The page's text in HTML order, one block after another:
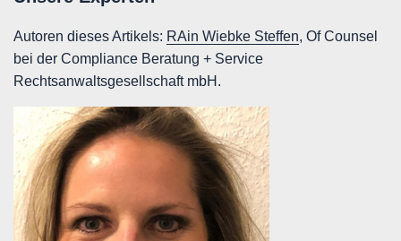
Autoren dieses Artikels: RAin Wiebke Steffen, Of Counsel
bei der Compliance Beratung + Service
Rechtsanwaltsgesellschaft mbH.